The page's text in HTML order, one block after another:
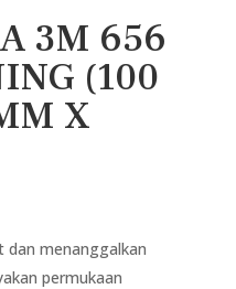
3M 656
(100
X
dan menanggalkan
permukaan